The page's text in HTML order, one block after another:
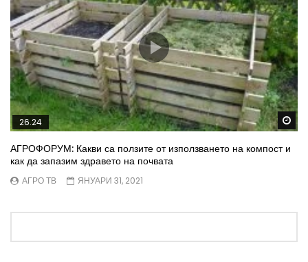
26.24
АГРОФОРУМ: Какви са ползите от използването на компост и
как да запазим здравето на почвата
АГРО ТВ ЯНУАРИ 31, 2021